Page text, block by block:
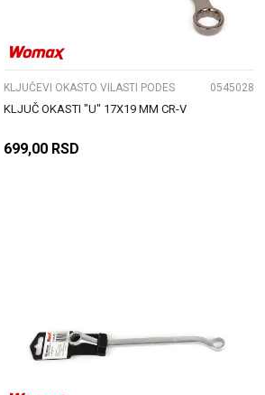
KLJUČEVI OKASTO VILASTI PODES 0545028
KLJUČ OKASTI "U" 17X19 MM CR-V
699,00 RSD
UPOREDI